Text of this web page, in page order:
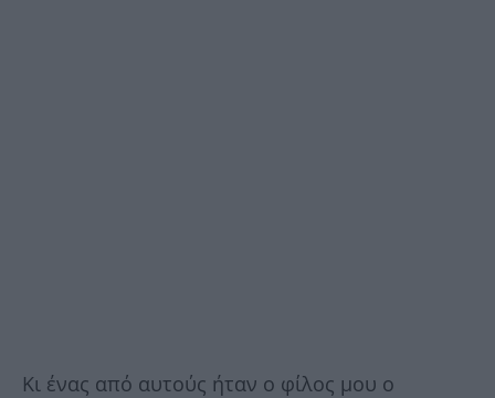
Κι ένας από αυτούς ήταν ο φίλος μου ο